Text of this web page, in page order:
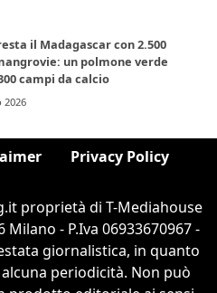
il Madagascar con 2.500
un polmone verde
campi da calcio
2026
Privacy Policy
proprietà di T-Mediahouse
Milano - P.Iva 06933670967 -
giornalistica, in quanto
periodicità. Non può